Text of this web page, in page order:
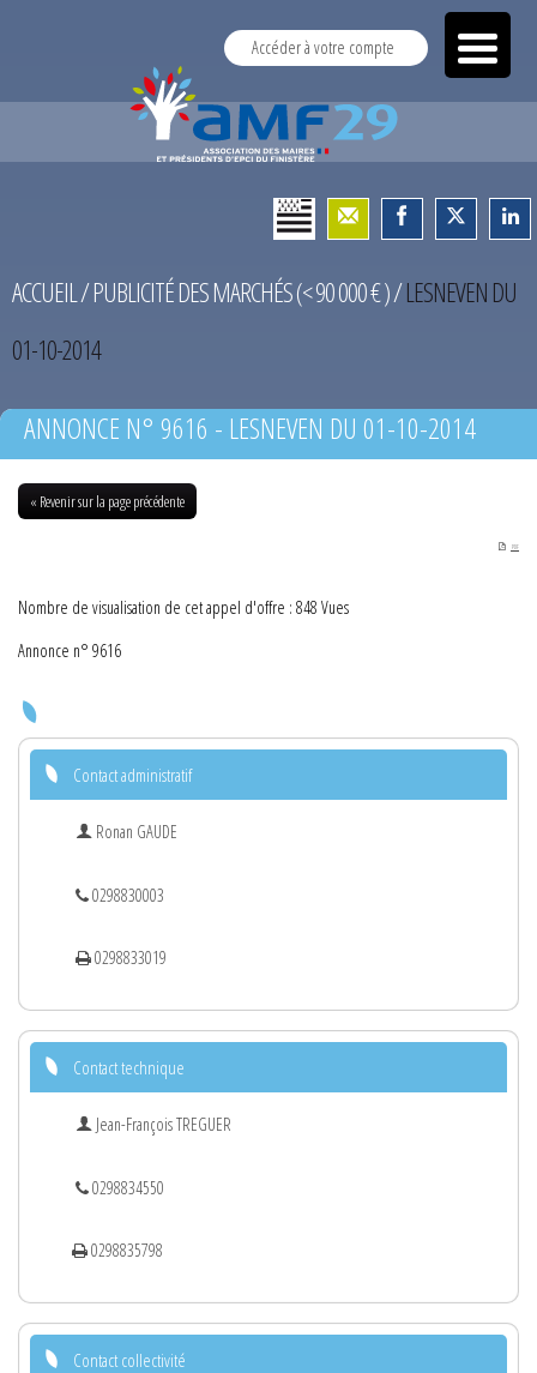
Accéder à votre compte
ACCUEIL/PUBLICITÉ DES MARCHÉS (< 90 000 € )/LESNEVEN DU
01-10-2014
ANNONCE N° 9616 - LESNEVEN DU 01-10-2014
« Revenir sur la page précédente
PDF
Nombre de visualisation de cet appel d'offre : 848 Vues
Annonce n° 9616
Contact administratif
Ronan GAUDE
0298830003
0298833019
Contact technique
Jean-François TREGUER
0298834550
0298835798
Contact collectivité